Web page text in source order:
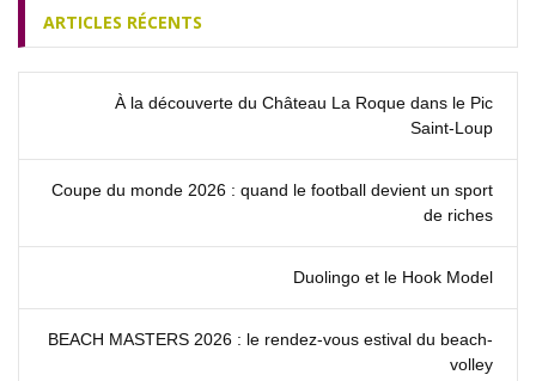
ARTICLES RÉCENTS
À la découverte du Château La Roque dans le Pic
Saint‑Loup
Coupe du monde 2026 : quand le football devient un sport
de riches
Duolingo et le Hook Model
BEACH MASTERS 2026 : le rendez‑vous estival du beach-
volley